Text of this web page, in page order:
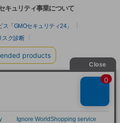
キュリティ事業について
「GMOセキュリティ24」
スク診断
ュリティ byイエラエ）